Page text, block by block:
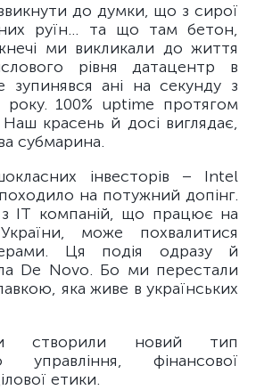
до думки, що з сирої
руїн… та що там бетон,
ми викликали до життя
рівня датацентр в
зупинявся ані на секунду з
року. 100% uptime протягом
красень й досі виглядає,
субмарина.
інвесторів – Intel
на потужний допінг.
ІТ компаній, що працює на
може похвалитися
Ця подія одразу й
De Novo. Бо ми перестали
яка живе в українських
створили новий тип
управління, фінансової
етики.